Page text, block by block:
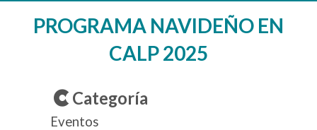
PROGRAMA NAVIDEÑO EN
CALP 2025
Categoría
Eventos